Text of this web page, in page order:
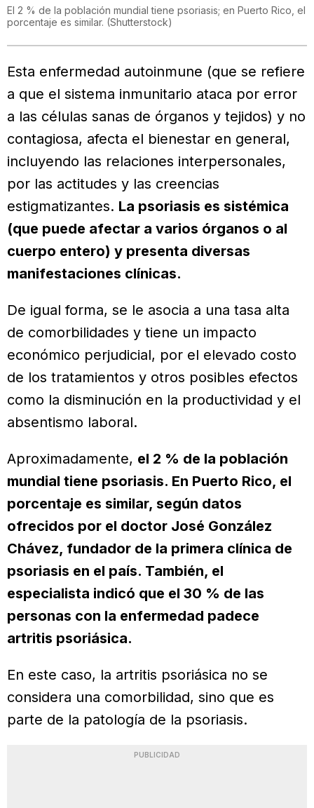
El 2 % de la población mundial tiene psoriasis; en Puerto Rico, el
porcentaje es similar. (Shutterstock)
Esta enfermedad autoinmune (que se refiere
a que el sistema inmunitario ataca por error
a las células sanas de órganos y tejidos) y no
contagiosa, afecta el bienestar en general,
incluyendo las relaciones interpersonales,
por las actitudes y las creencias
estigmatizantes. La psoriasis es sistémica
(que puede afectar a varios órganos o al
cuerpo entero) y presenta diversas
manifestaciones clínicas.
De igual forma, se le asocia a una tasa alta
de comorbilidades y tiene un impacto
económico perjudicial, por el elevado costo
de los tratamientos y otros posibles efectos
como la disminución en la productividad y el
absentismo laboral.
Aproximadamente, el 2 % de la población
mundial tiene psoriasis. En Puerto Rico, el
porcentaje es similar, según datos
ofrecidos por el doctor José González
Chávez, fundador de la primera clínica de
psoriasis en el país. También, el
especialista indicó que el 30 % de las
personas con la enfermedad padece
artritis psoriásica.
En este caso, la artritis psoriásica no se
considera una comorbilidad, sino que es
parte de la patología de la psoriasis.
PUBLICIDAD